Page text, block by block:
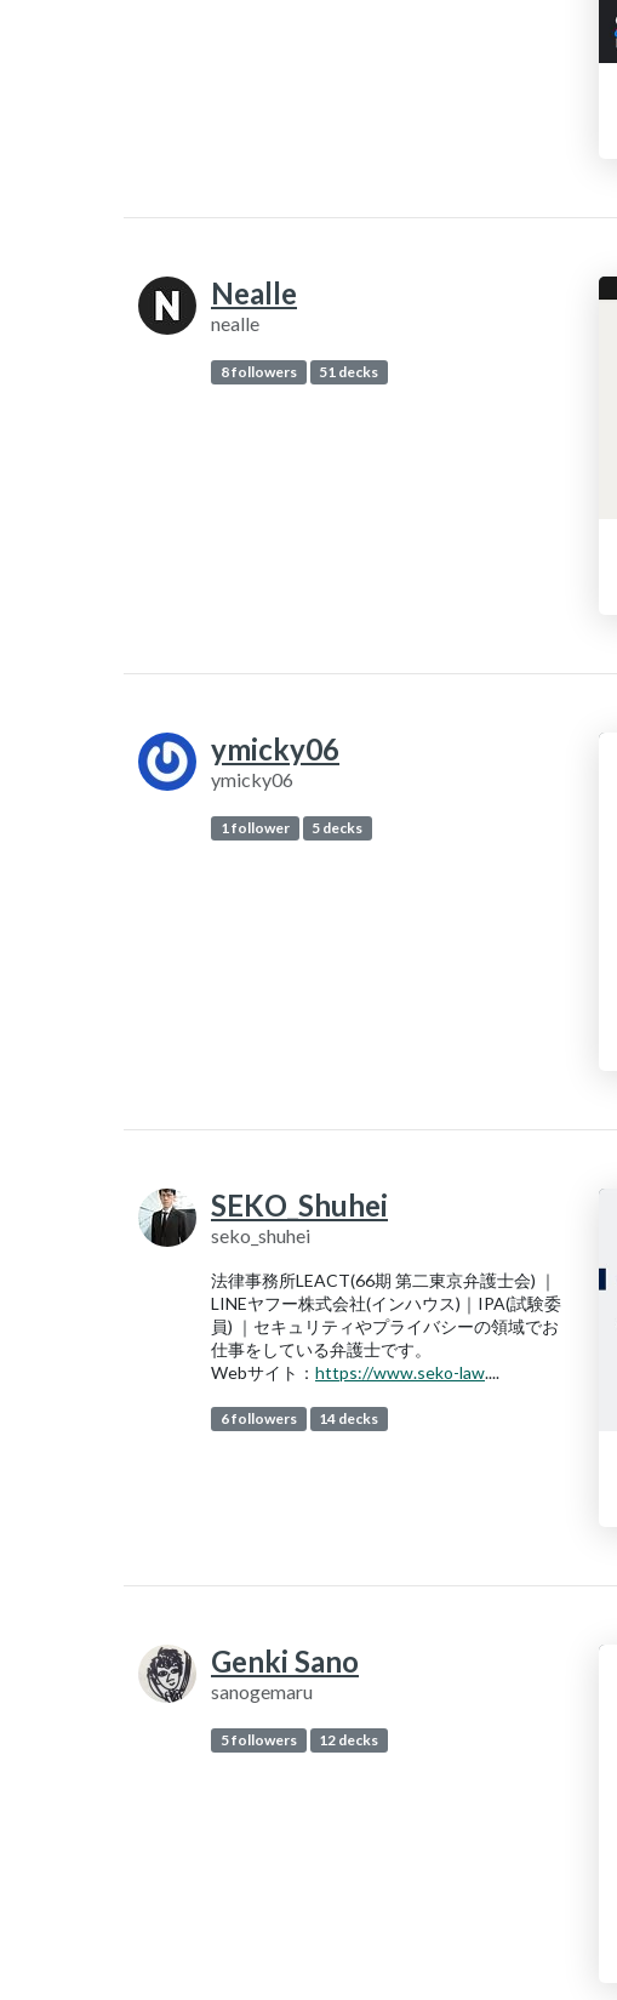
Nealle
nealle
8 followers 51 decks
ymicky06
ymicky06
1 follower 5 decks
SEKO_Shuhei
seko_shuhei
法律事務所LEACT(66期 第二東京弁護士会) ｜
LINEヤフー株式会社(インハウス)｜IPA(試験委
員) ｜セキュリティやプライバシーの領域でお
仕事をしている弁護士です。
Webサイト： https://www.seko-law....
6 followers 14 decks
Genki Sano
sanogemaru
5 followers 12 decks